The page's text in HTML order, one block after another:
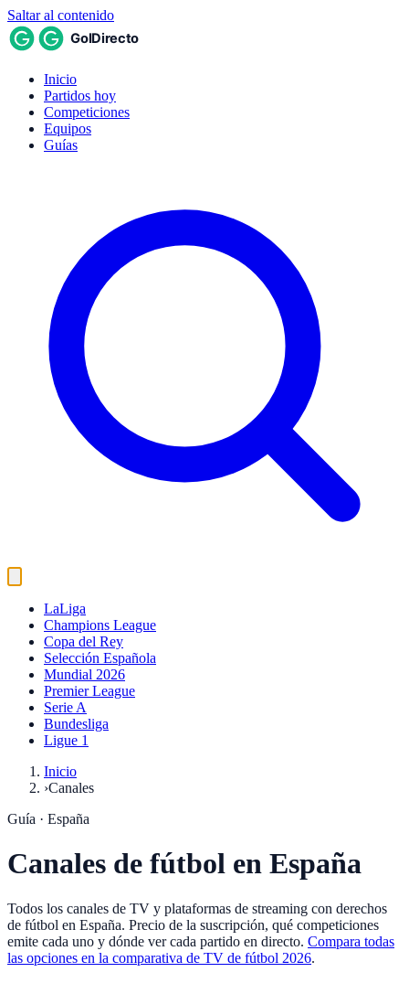
Saltar al contenido
Inicio
Partidos hoy
Competiciones
Equipos
Guías
LaLiga
Champions League
Copa del Rey
Selección Española
Mundial 2026
Premier League
Serie A
Bundesliga
Ligue 1
Inicio
›Canales
Guía · España
Canales de fútbol en España
Todos los canales de TV y plataformas de streaming con derechos
de fútbol en España. Precio de la suscripción, qué competiciones
emite cada uno y dónde ver cada partido en directo. Compara todas
las opciones en la comparativa de TV de fútbol 2026.